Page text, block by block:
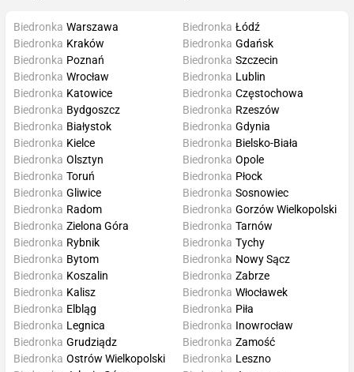
Biedronka Warszawa
Biedronka Kraków
Biedronka Poznań
Biedronka Wrocław
Biedronka Łódź
Biedronka Gdańsk
Biedronka Szczecin
Biedronka Lublin
Biedronka Katowice
Biedronka Bydgoszcz
Biedronka Białystok
Biedronka Kielce
Biedronka Częstochowa
Biedronka Rzeszów
Biedronka Gdynia
Biedronka Bielsko-Biała
Biedronka Olsztyn
Biedronka Toruń
Biedronka Gliwice
Biedronka Radom
Biedronka Opole
Biedronka Płock
Biedronka Sosnowiec
Biedronka Gorzów Wielkopolski
Biedronka Zielona Góra
Biedronka Rybnik
Biedronka Bytom
Biedronka Koszalin
Biedronka Tarnów
Biedronka Tychy
Biedronka Nowy Sącz
Biedronka Zabrze
Biedronka Kalisz
Biedronka Elbląg
Biedronka Legnica
Biedronka Grudziądz
Biedronka Włocławek
Biedronka Piła
Biedronka Inowrocław
Biedronka Zamość
Biedronka Ostrów Wielkopolski
Biedronka Leszno